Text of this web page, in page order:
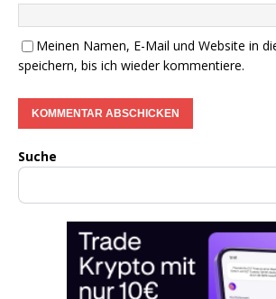
Meinen Namen, E-Mail und Website in
speichern, bis ich wieder kommentiere.
Suche